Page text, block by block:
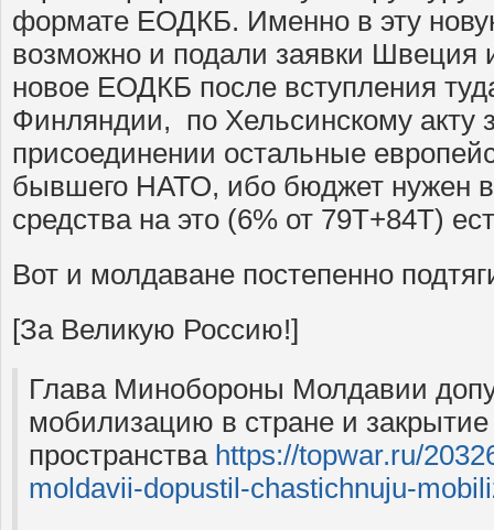
формате ЕОДКБ. Именно в эту
возможно и подали заявки Швеция
новое ЕОДКБ после вступления
Финляндии, по Хельсинскому акту
присоединении остальные
бывшего НАТО, ибо бюджет нужен
средства на это (6% от 79Т+84Т)
Вот и молдаване постепенно
[За Великую Россию!]
Глава Минобороны Молдавии
мобилизацию в стране и закрытие
пространства https://topwar.ru/
moldavii-dopustil-chastichnuju-